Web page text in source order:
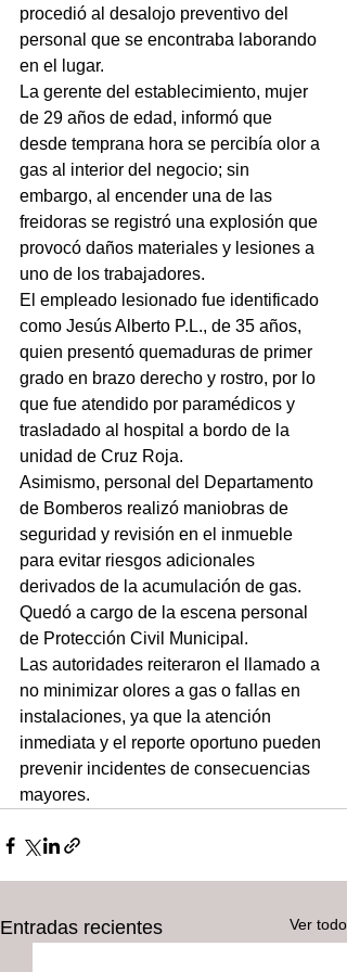
procedió al desalojo preventivo del
personal que se encontraba laborando
en el lugar.
La gerente del establecimiento, mujer
de 29 años de edad, informó que
desde temprana hora se percibía olor a
gas al interior del negocio; sin
embargo, al encender una de las
freidoras se registró una explosión que
provocó daños materiales y lesiones a
uno de los trabajadores.
El empleado lesionado fue identificado
como Jesús Alberto P.L., de 35 años,
quien presentó quemaduras de primer
grado en brazo derecho y rostro, por lo
que fue atendido por paramédicos y
trasladado al hospital a bordo de la
unidad de Cruz Roja.
Asimismo, personal del Departamento
de Bomberos realizó maniobras de
seguridad y revisión en el inmueble
para evitar riesgos adicionales
derivados de la acumulación de gas.
Quedó a cargo de la escena personal
de Protección Civil Municipal.
Las autoridades reiteraron el llamado a
no minimizar olores a gas o fallas en
instalaciones, ya que la atención
inmediata y el reporte oportuno pueden
prevenir incidentes de consecuencias
mayores.
Entradas recientes Ver todo